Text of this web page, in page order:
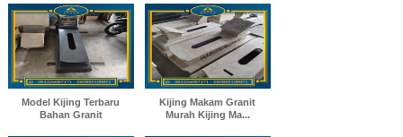
Model Kijing Terbaru
Bahan Granit
Kijing Makam Granit
Murah Kijing Ma...